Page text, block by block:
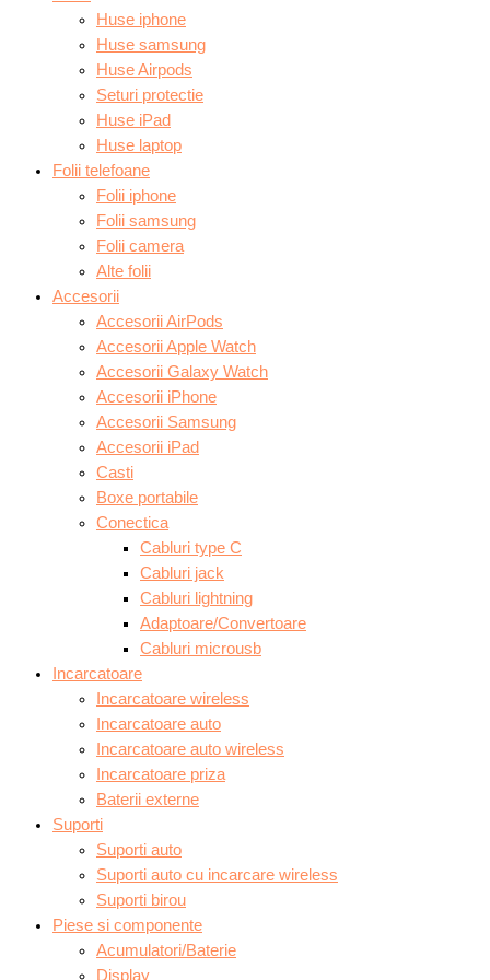
Huse iphone
Huse samsung
Huse Airpods
Seturi protectie
Huse iPad
Huse laptop
Folii telefoane
Folii iphone
Folii samsung
Folii camera
Alte folii
Accesorii
Accesorii AirPods
Accesorii Apple Watch
Accesorii Galaxy Watch
Accesorii iPhone
Accesorii Samsung
Accesorii iPad
Casti
Boxe portabile
Conectica
Cabluri type C
Cabluri jack
Cabluri lightning
Adaptoare/Convertoare
Cabluri microusb
Incarcatoare
Incarcatoare wireless
Incarcatoare auto
Incarcatoare auto wireless
Incarcatoare priza
Baterii externe
Suporti
Suporti auto
Suporti auto cu incarcare wireless
Suporti birou
Piese si componente
Acumulatori/Baterie
Display